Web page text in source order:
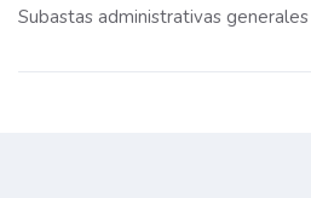
Subastas administrativas